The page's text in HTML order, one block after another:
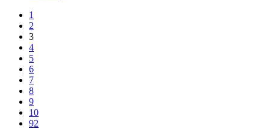
1
2
3
4
5
6
7
8
9
10
92